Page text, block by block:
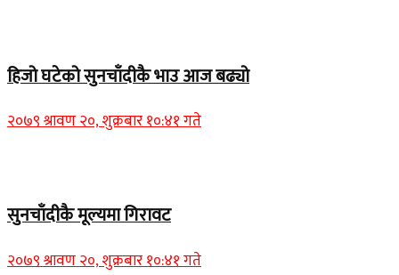
हिजो घटेको सुनचाँदीकै भाउ आज बढ्यो
२०७९ श्रावण २०, शुक्रबार १०:४१ गते
सुनचाँदीकै मूल्यमा गिरावट
२०७९ श्रावण २०, शुक्रबार १०:४१ गते